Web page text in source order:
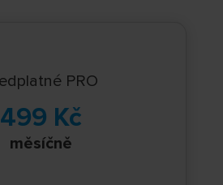
PRO
499 Kč
měsíčně